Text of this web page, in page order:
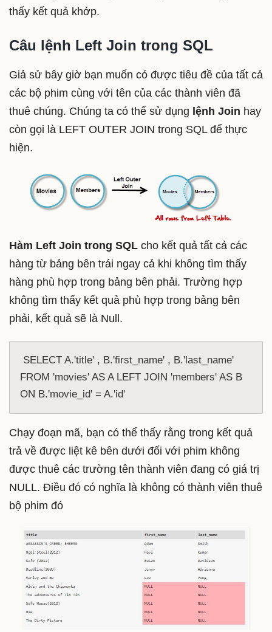
thấy kết quả khớp.
Câu lệnh Left Join trong SQL
Giả sử bây giờ bạn muốn có được tiêu đề của tất cả
các bộ phim cùng với tên của các thành viên đã
thuê chúng. Chúng ta có thể sử dụng lệnh Join hay
còn gọi là LEFT OUTER JOIN trong SQL để thực
hiện.
Hàm Left Join trong SQL cho kết quả tất cả các
hàng từ bảng bên trái ngay cả khi không tìm thấy
hàng phù hợp trong bảng bên phải. Trường hợp
không tìm thấy kết quả phù hợp trong bảng bên
phải, kết quả sẽ là Null.
FROM 'movies' AS A LEFT JOIN 'members' AS B
ON B.'movie_id' = A.'id'
Chạy đoạn mã, bạn có thể thấy rằng trong kết quả
trả về được liệt kê bên dưới đối với phim không
được thuê các trường tên thành viên đang có giá trị
NULL. Điều đó có nghĩa là không có thành viên thuê
bộ phim đó